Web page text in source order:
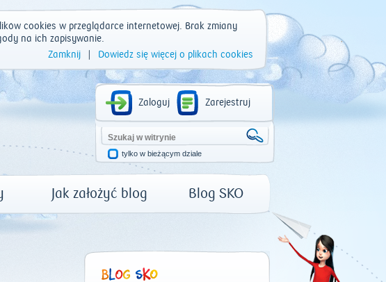
cookies w przeglądarce internetowej. Brak zmiany
na ich zapisywanie.
Zamknij
Dowiedz się więcej o plikach cookies
Zaloguj Zarejestruj
tylko w bieżącym dziale
Jak założyć blog Blog SKO